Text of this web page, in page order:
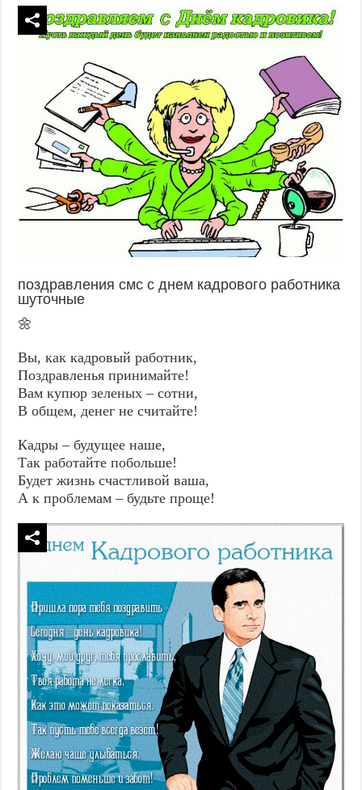
поздравления смс с днем кадрового работника
шуточные
🌼
Вы, как кадровый работник,
Поздравленья принимайте!
Вам купюр зеленых – сотни,
В общем, денег не считайте!
Кадры – будущее наше,
Так работайте побольше!
Будет жизнь счастливой ваша,
А к проблемам – будьте проще!